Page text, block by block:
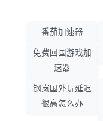
番茄加速器
免费回国游戏加
速器
钢岚国外玩延迟
很高怎么办